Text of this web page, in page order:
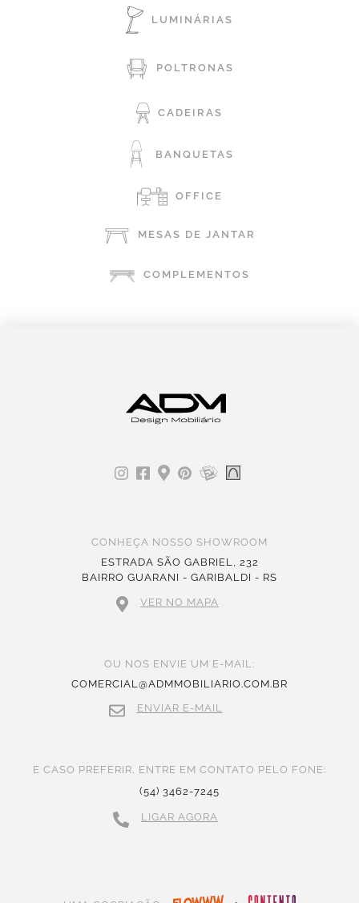
LUMINÁRIAS
POLTRONAS
CADEIRAS
BANQUETAS
OFFICE
MESAS DE JANTAR
COMPLEMENTOS
CONHEÇA NOSSO SHOWROOM
ESTRADA SÃO GABRIEL, 232
BAIRRO GUARANI - GARIBALDI - RS
VER NO MAPA
OU NOS ENVIE UM E-MAIL:
COMERCIAL@ADMMOBILIARIO.COM.BR
ENVIAR E-MAIL
E CASO PREFERIR, ENTRE EM CONTATO PELO FONE:
(54) 3462-7245
LIGAR AGORA